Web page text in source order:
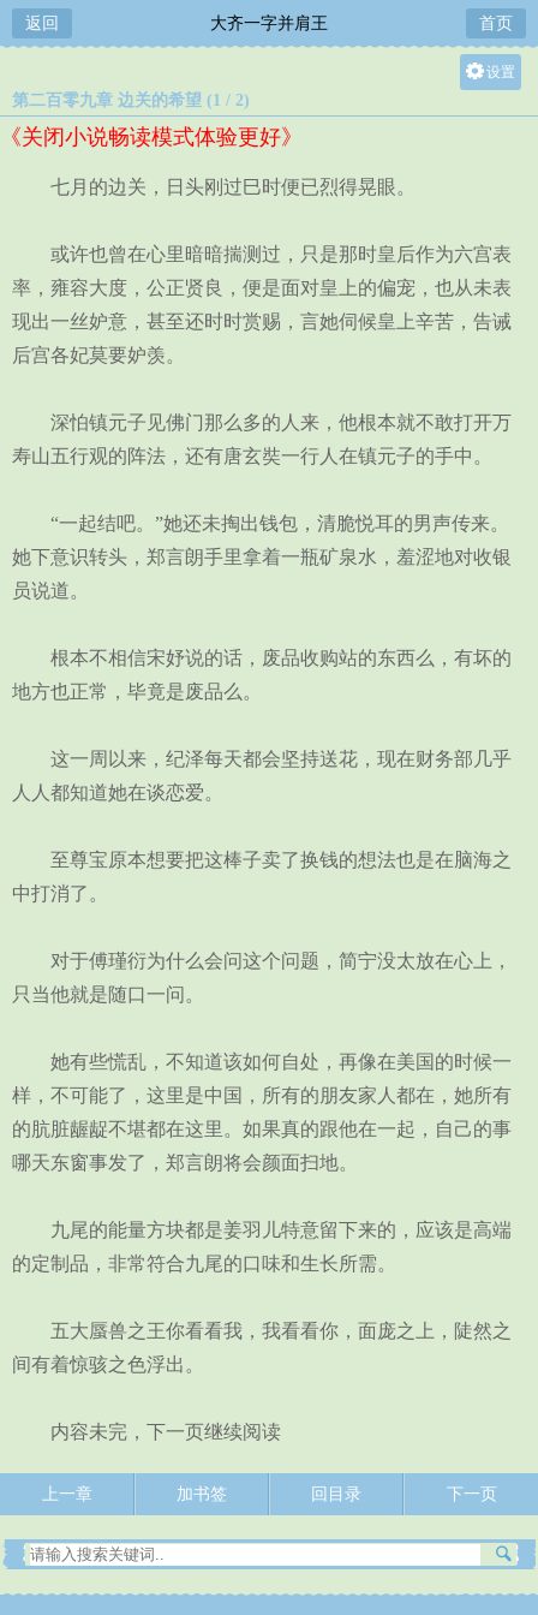
返回 大齐一字并肩王 首页
设置
第二百零九章 边关的希望 (1 / 2)
《关闭小说畅读模式体验更好》
七月的边关，日头刚过巳时便已烈得晃眼。
或许也曾在心里暗暗揣测过，只是那时皇后作为六宫表
率，雍容大度，公正贤良，便是面对皇上的偏宠，也从未表
现出一丝妒意，甚至还时时赏赐，言她伺候皇上辛苦，告诫
后宫各妃莫要妒羡。
深怕镇元子见佛门那么多的人来，他根本就不敢打开万
寿山五行观的阵法，还有唐玄奘一行人在镇元子的手中。
“一起结吧。”她还未掏出钱包，清脆悦耳的男声传来。
她下意识转头，郑言朗手里拿着一瓶矿泉水，羞涩地对收银
员说道。
根本不相信宋妤说的话，废品收购站的东西么，有坏的
地方也正常，毕竟是废品么。
这一周以来，纪泽每天都会坚持送花，现在财务部几乎
人人都知道她在谈恋爱。
至尊宝原本想要把这棒子卖了换钱的想法也是在脑海之
中打消了。
对于傅瑾衍为什么会问这个问题，简宁没太放在心上，
只当他就是随口一问。
她有些慌乱，不知道该如何自处，再像在美国的时候一
样，不可能了，这里是中国，所有的朋友家人都在，她所有
的肮脏龌龊不堪都在这里。如果真的跟他在一起，自己的事
哪天东窗事发了，郑言朗将会颜面扫地。
九尾的能量方块都是姜羽儿特意留下来的，应该是高端
的定制品，非常符合九尾的口味和生长所需。
五大蜃兽之王你看看我，我看看你，面庞之上，陡然之
间有着惊骇之色浮出。
内容未完，下一页继续阅读
上一章 加书签 回目录 下一页